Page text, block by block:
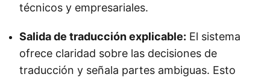
técnicos y empresariales.
Salida de traducción explicable: El sistema
ofrece claridad sobre las decisiones de
traducción y señala partes ambiguas. Esto